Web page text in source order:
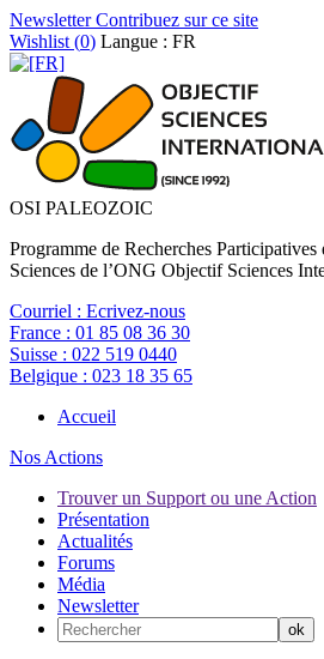
NewsletterContribuez sur ce site
Wishlist (0) Langue : FR
OSI PALEOZOIC
Programme de Recherches Participatives
Sciences de l’ONG Objectif Sciences
Courriel : Ecrivez-nous
France : 01 85 08 36 30
Suisse : 022 519 0440
Belgique : 023 18 35 65
Accueil
Nos Actions
Trouver un Support ou une Action
Présentation
Actualités
Forums
Média
Newsletter